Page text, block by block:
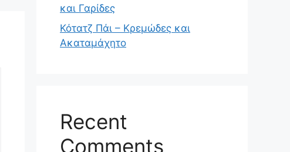
και Γαρίδες
Κότατζ Πάι – Κρεμώδες και
Ακαταμάχητο
Recent
Comments